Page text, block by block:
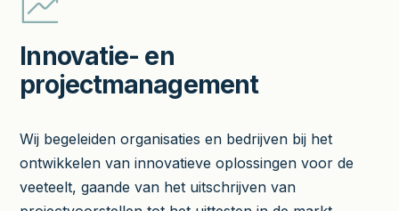
Innovatie- en
projectmanagement
Wij begeleiden organisaties en bedrijven bij het
ontwikkelen van innovatieve oplossingen voor de
veeteelt, gaande van het uitschrijven van